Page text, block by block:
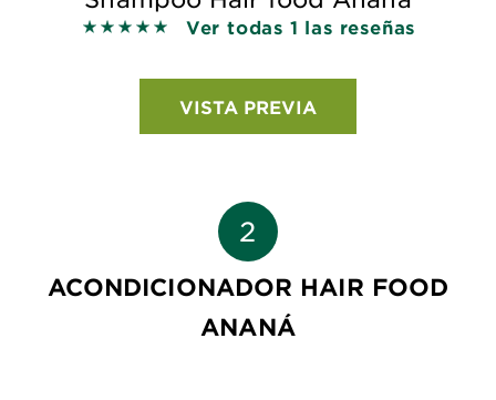
5 out of 5 stars based on reviews
Ver todas 1 las reseñas
VISTA PREVIA
ACONDICIONADOR HAIR FOOD
ANANÁ